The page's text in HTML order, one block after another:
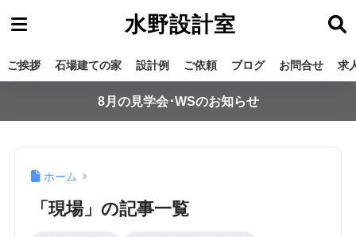
水野設計室
ご挨拶 石場建ての家 設計例 ご依頼 ブログ お問合せ 求
8月の見学会･WSのお知らせ
ホーム
「現場」の記事一覧